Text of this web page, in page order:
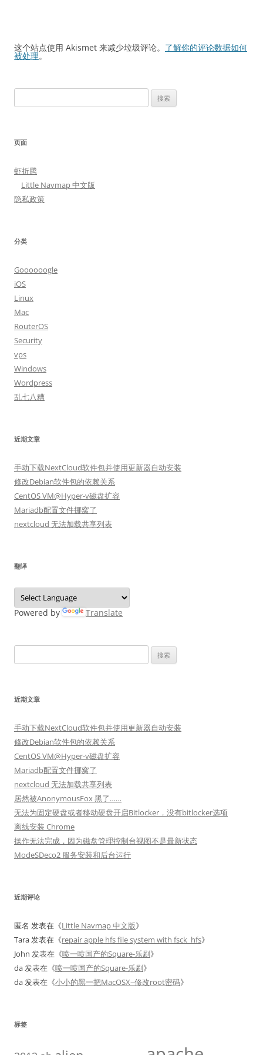
这个站点使用 Akismet 来减少垃圾评论。 了解你的评论数据如何
被处理。
索：
页面
虾折腾
Little Navmap 中文版
隐私政策
分类
Goooooogle
iOS
Linux
Mac
RouterOS
Security
vps
Windows
Wordpress
乱七八糟
近期文章
手动下载NextCloud软件包并使用更新器自动安装
修改Debian软件包的依赖关系
CentOS VM@Hyper-v磁盘扩容
Mariadb配置文件挪窝了
nextcloud 无法加载共享列表
翻译
Powered by Translate
索：
近期文章
手动下载NextCloud软件包并使用更新器自动安装
修改Debian软件包的依赖关系
CentOS VM@Hyper-v磁盘扩容
Mariadb配置文件挪窝了
nextcloud 无法加载共享列表
居然被AnonymousFox 黑了……
无法为固定硬盘或者移动硬盘开启Bitlocker，没有bitlocker选项
离线安装 Chrome
操作无法完成，因为磁盘管理控制台视图不是最新状态
ModeSDeco2 服务安装和后台运行
近期评论
匿名 发表在《Little Navmap 中文版》
Tara发表在《repair apple hfs file system with fsck_hfs》
John 发表在《喷一喷国产的Square-乐刷》
da发表在《喷一喷国产的Square-乐刷》
da发表在《小小的黑一把MacOSX–修改root密码》
标签